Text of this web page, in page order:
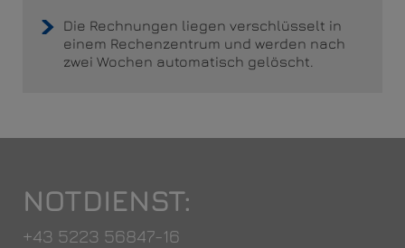
Die Rechnungen liegen verschlüsselt in
einem Rechenzentrum und werden nach
zwei Wochen automatisch gelöscht.
NOTDIENST:
+43 5223 56847-16